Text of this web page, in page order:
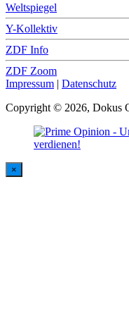
Weltspiegel
Y-Kollektiv
ZDF Info
ZDF Zoom
Impressum | Datenschutz
Copyright © 2026, Dokus
×